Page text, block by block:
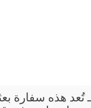
ـ تُعد هذه سفارة